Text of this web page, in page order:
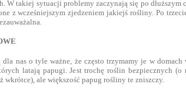
W takiej sytuacji problemy zaczynają się po dłuższym
z wcześniejszym zjedzeniem jakiejś rośliny. Po
nas o tyle ważne, że często trzymamy je w domach
latają papugi. Jest trochę roślin bezpiecznych (o
ale większość papug rośliny te zniszczy.